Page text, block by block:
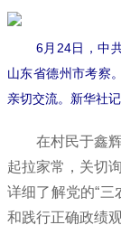
6月24日，中
山东省德州市考察
亲切交流。新华社
在村民于鑫辉
起拉家常，关切
详细了解党的“三
和践行正确政绩